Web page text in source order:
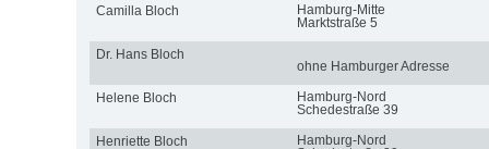
Camilla Bloch
Hamburg-Mitte
Marktstraße 5
Dr. Hans Bloch
ohne Hamburger Adresse
Helene Bloch
Hamburg-Nord
Schedestraße 39
Henriette Bloch
Hamburg-Nord